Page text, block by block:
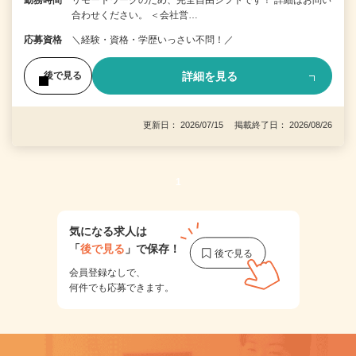
合わせください。 ＜会社営…
応募資格 ＼経験・資格・学歴いっさい不問！／
後で見る 詳細を見る
更新日： 2026/07/15 掲載終了日： 2026/08/26
1
気になる求人は
「後で見る 」で保存！
会員登録なしで、
何件でも応募できます。